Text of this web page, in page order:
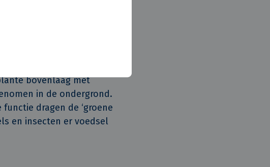
Hiermee wordt
neemt de kans
bovenlaag met
in de ondergrond.
dragen de ‘groene
en insecten er voedsel